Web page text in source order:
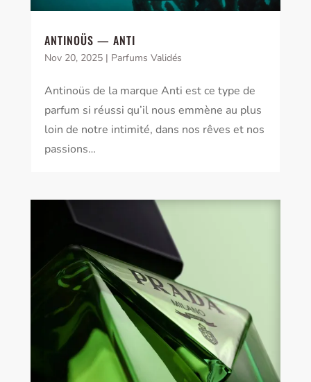
ANTINOÜS — ANTI
Nov 20, 2025| Parfums Validés
Antinoüs de la marque Anti est ce type de
parfum si réussi qu’il nous emmène au plus
loin de notre intimité, dans nos rêves et nos
passions…